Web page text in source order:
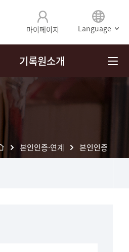
마이페이지 Language
기록원소개
본인인증·연계 본인인증